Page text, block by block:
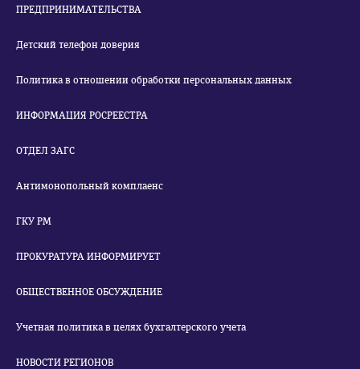
ПРЕДПРИНИМАТЕЛЬСТВА
Детский телефон доверия
Политика в отношении обработки персональных данных
ИНФОРМАЦИЯ РОСРЕЕСТРА
ОТДЕЛ ЗАГС
Антимонопольный комплаенс
ГКУ РМ
ПРОКУРАТУРА ИНФОРМИРУЕТ
ОБЩЕСТВЕННОЕ ОБСУЖДЕНИЕ
Учетная политика в целях бухгалтерского учета
НОВОСТИ РЕГИОНОВ